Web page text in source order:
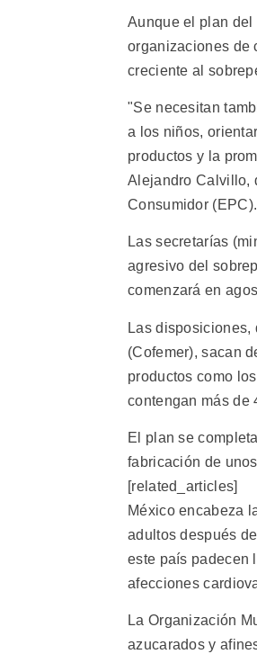
Aunque el plan del
organizaciones de
creciente al
"Se necesitan
a los niños,
productos y la
Alejandro Calvillo,
Consumidor (EPC).
Las secretarías
agresivo del
comenzará en
Las
(Cofemer), sacan
productos como
contengan más de
El plan se
fabricación de
[related_articles]
México encabeza
adultos después
este país padecen
afecciones
La Organización
azucarados y